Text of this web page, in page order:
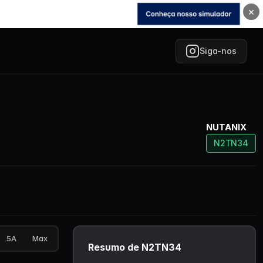
×
Siga-nos
NUTANIX
N2TN34
5A Max
Resumo de N2TN34